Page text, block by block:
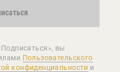
вы
Пользовательского
конфиденциальности и